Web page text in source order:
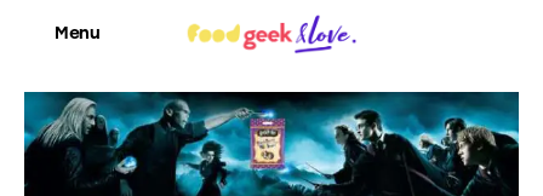
Menu
Food’News